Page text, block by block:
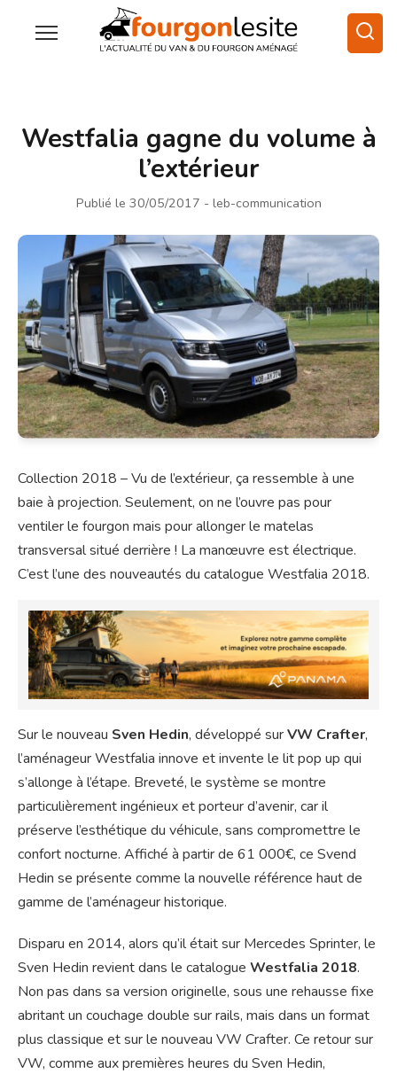
Westfalia gagne du volume à
l’extérieur
Publié le 30/05/2017 - leb-communication
Collection 2018 – Vu de l’extérieur, ça ressemble à une
baie à projection. Seulement, on ne l’ouvre pas pour
ventiler le fourgon mais pour allonger le matelas
transversal situé derrière ! La manœuvre est électrique.
C’est l’une des nouveautés du catalogue Westfalia 2018.
Sur le nouveau Sven Hedin, développé surVW Crafter,
l’aménageur Westfalia innove et invente le lit pop up qui
s’allonge à l’étape. Breveté, le système se montre
particulièrement ingénieux et porteur d’avenir, car il
préserve l’esthétique du véhicule, sans compromettre le
confort nocturne. Affiché à partir de 61 000€, ce Svend
Hedin se présente comme la nouvelle référence haut de
gamme de l’aménageur historique.
Disparu en 2014, alors qu’il était sur Mercedes Sprinter, le
Sven Hedin revient dans le catalogue Westfalia 2018.
Non pas dans sa version originelle, sous une rehausse fixe
abritant un couchage double sur rails, mais dans un format
plus classique et sur le nouveau VW Crafter. Ce retour sur
VW, comme aux premières heures du Sven Hedin,